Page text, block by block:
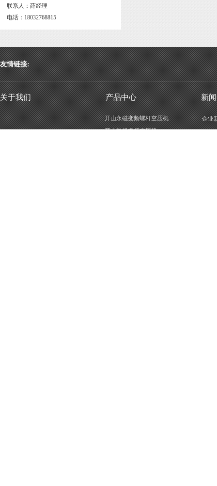
联系人：薛经理
电话：18032768815
友情链接:
关于我们
企业
产品中心 新
开山永磁变频螺杆空压机
开山常规螺杆空压机